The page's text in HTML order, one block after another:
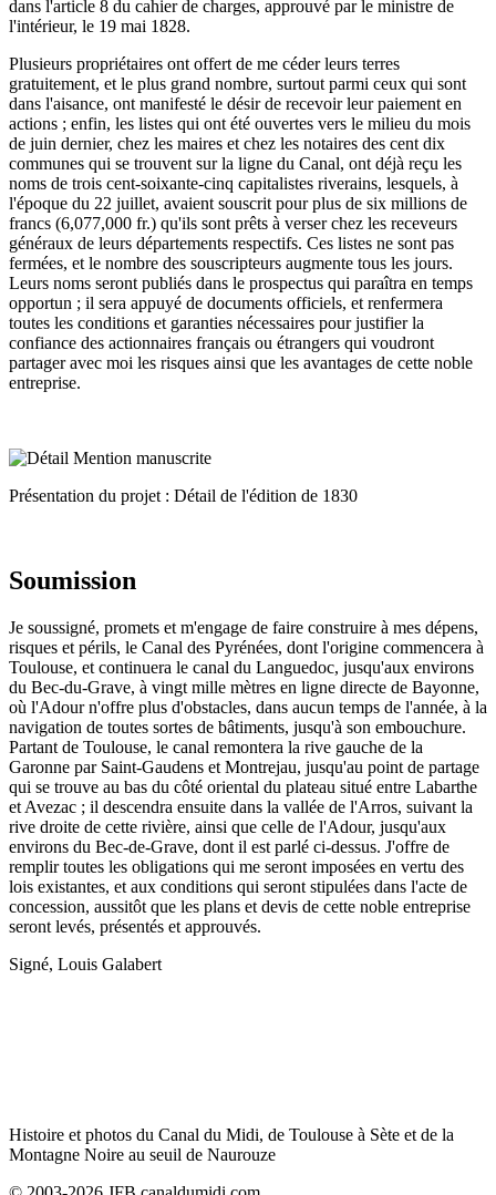
dans l'article 8 du cahier de charges, approuvé par le ministre de
l'intérieur, le 19 mai 1828.
Plusieurs propriétaires ont offert de me céder leurs terres
gratuitement, et le plus grand nombre, surtout parmi ceux qui sont
dans l'aisance, ont manifesté le désir de recevoir leur paiement en
actions ; enfin, les listes qui ont été ouvertes vers le milieu du mois
de juin dernier, chez les maires et chez les notaires des cent dix
communes qui se trouvent sur la ligne du Canal, ont déjà reçu les
noms de trois cent-soixante-cinq capitalistes riverains, lesquels, à
l'époque du 22 juillet, avaient souscrit pour plus de six millions de
francs (6,077,000 fr.) qu'ils sont prêts à verser chez les receveurs
généraux de leurs départements respectifs. Ces listes ne sont pas
fermées, et le nombre des souscripteurs augmente tous les jours.
Leurs noms seront publiés dans le prospectus qui paraîtra en temps
opportun ; il sera appuyé de documents officiels, et renfermera
toutes les conditions et garanties nécessaires pour justifier la
confiance des actionnaires français ou étrangers qui voudront
partager avec moi les risques ainsi que les avantages de cette noble
entreprise.
Présentation du projet : Détail de l'édition de 1830
Soumission
Je soussigné, promets et m'engage de faire construire à mes dépens,
risques et périls, le Canal des Pyrénées, dont l'origine commencera à
Toulouse, et continuera le canal du Languedoc, jusqu'aux environs
du Bec-du-Grave, à vingt mille mètres en ligne directe de Bayonne,
où l'Adour n'offre plus d'obstacles, dans aucun temps de l'année, à la
navigation de toutes sortes de bâtiments, jusqu'à son embouchure.
Partant de Toulouse, le canal remontera la rive gauche de la
Garonne par Saint-Gaudens et Montrejau, jusqu'au point de partage
qui se trouve au bas du côté oriental du plateau situé entre Labarthe
et Avezac ; il descendra ensuite dans la vallée de l'Arros, suivant la
rive droite de cette rivière, ainsi que celle de l'Adour, jusqu'aux
environs du Bec-de-Grave, dont il est parlé ci-dessus. J'offre de
remplir toutes les obligations qui me seront imposées en vertu des
lois existantes, et aux conditions qui seront stipulées dans l'acte de
concession, aussitôt que les plans et devis de cette noble entreprise
seront levés, présentés et approuvés.
Signé, Louis Galabert
Histoire et photos du Canal du Midi, de Toulouse à Sète et de la
Montagne Noire au seuil de Naurouze